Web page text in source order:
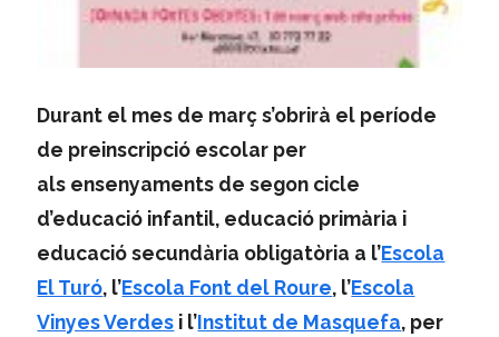
Durant el mes de març s’obrirà el període
de preinscripció escolar per
als ensenyaments de segon cicle
d’educació infantil, educació primària i
educació secundària obligatòria a l’Escola
El Turó, l’Escola Font del Roure, l’Escola
Vinyes Verdes i l’Institut de Masquefa, per